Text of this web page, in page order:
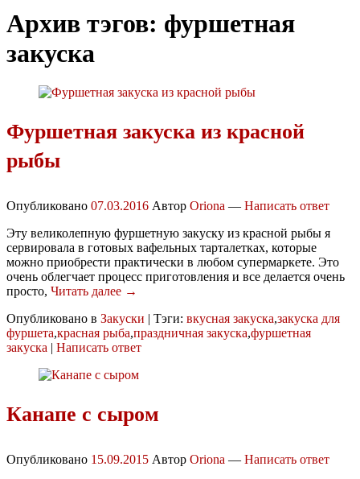
Архив тэгов: фуршетная
закуска
Фуршетная закуска из красной
рыбы
Опубликовано 07.03.2016 Автор Oriona — Написать ответ
Эту великолепную фуршетную закуску из красной рыбы я
сервировала в готовых вафельных тарталетках, которые
можно приобрести практически в любом супермаркете. Это
очень облегчает процесс приготовления и все делается очень
просто, Читать далее →
Опубликовано в Закуски | Тэги: вкусная закуска,закуска для
фуршета,красная рыба,праздничная закуска,фуршетная
закуска | Написать ответ
Канапе с сыром
Опубликовано 15.09.2015 Автор Oriona — Написать ответ